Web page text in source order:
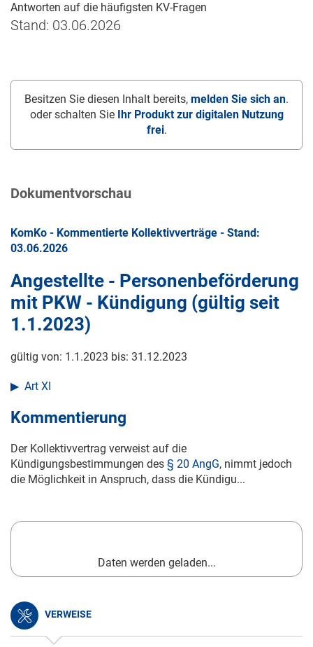
Antworten auf die häufigsten KV-Fragen
Stand: 03.06.2026
Besitzen Sie diesen Inhalt bereits, melden Sie sich an.
oder schalten Sie
Ihr Produkt zur digitalen Nutzung
frei.
Dokumentvorschau
KomKo - Kommentierte Kollektivverträge - Stand:
03.06.2026
Angestellte - Personenbeförderung
mit PKW - Kündigung (gültig seit
1.1.2023)
gültig von: 1.1.2023 bis: 31.12.2023
Art XI
Kommentierung
Der Kollektivvertrag verweist auf die
Kündigungsbestimmungen des § 20 AngG, nimmt jedoch
die Möglichkeit in Anspruch, dass die Kündigu...
Daten werden geladen...
VERWEISE